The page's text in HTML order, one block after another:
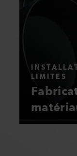
LIMITES